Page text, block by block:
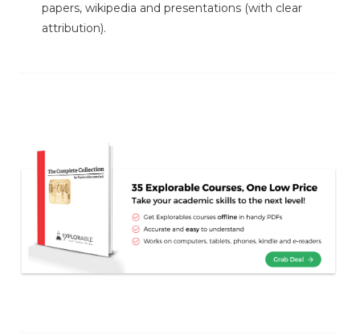
papers, wikipedia and presentations (with clear
attribution).